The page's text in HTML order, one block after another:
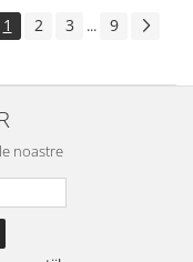
1 2 3 ... 9
noastre